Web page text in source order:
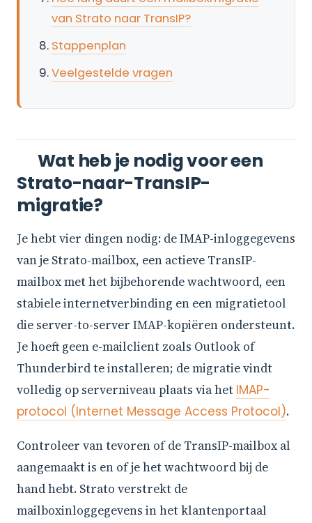
van Strato naar TransIP?
Stappenplan
Veelgestelde vragen
Wat heb je nodig voor een
Strato-naar-TransIP-
migratie?
Je hebt vier dingen nodig: de IMAP-inloggegevens
van je Strato-mailbox, een actieve TransIP-
mailbox met het bijbehorende wachtwoord, een
stabiele internetverbinding en een migratietool
die server-to-server IMAP-kopiëren ondersteunt.
Je hoeft geen e-mailclient zoals Outlook of
Thunderbird te installeren; de migratie vindt
volledig op serverniveau plaats via het IMAP-
protocol (Internet Message Access Protocol).
Controleer van tevoren of de TransIP-mailbox al
aangemaakt is en of je het wachtwoord bij de
hand hebt. Strato verstrekt de
mailboxinloggegevens in het klantenportaal